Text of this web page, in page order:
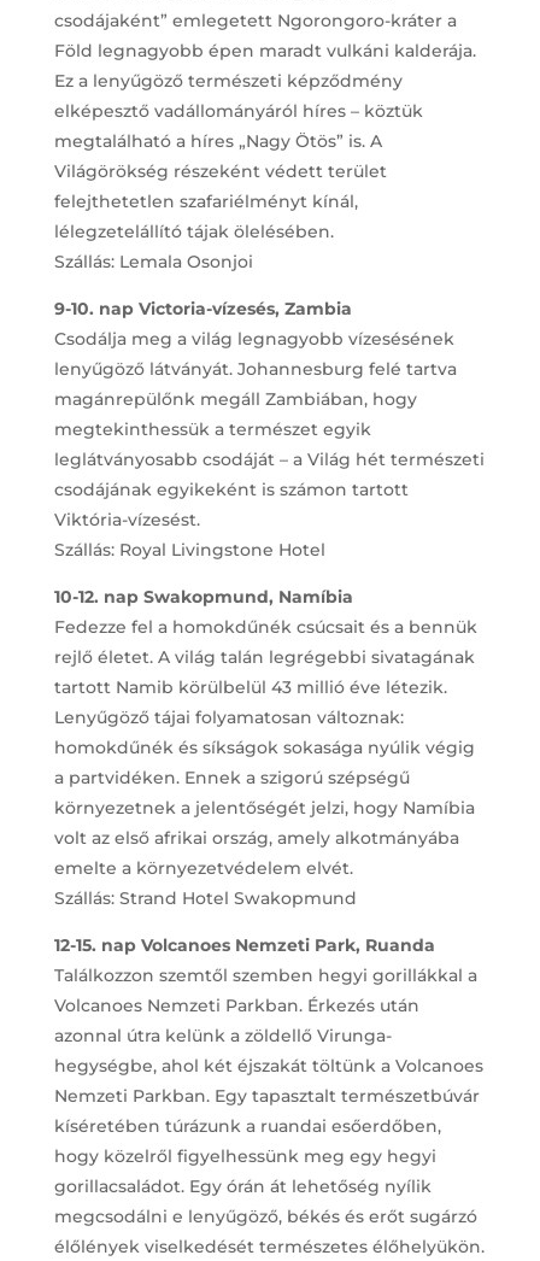
csodájaként” emlegetett Ngorongoro-kráter a
Föld legnagyobb épen maradt vulkáni kalderája.
Ez a lenyűgöző természeti képződmény
elképesztő vadállományáról híres – köztük
megtalálható a híres „Nagy Ötös” is. A
Világörökség részeként védett terület
felejthetetlen szafariélményt kínál,
lélegzetelállító tájak ölelésében.
Szállás: Lemala Osonjoi
9-10. nap Victoria-vízesés, Zambia
Csodálja meg a világ legnagyobb vízesésének
lenyűgöző látványát. Johannesburg felé tartva
magánrepülőnk megáll Zambiában, hogy
megtekinthessük a természet egyik
leglátványosabb csodáját – a Világ hét természeti
csodájának egyikeként is számon tartott
Viktória-vízesést.
Szállás: Royal Livingstone Hotel
10-12. nap Swakopmund, Namíbia
Fedezze fel a homokdűnék csúcsait és a bennük
rejlő életet. A világ talán legrégebbi sivatagának
tartott Namib körülbelül 43 millió éve létezik.
Lenyűgöző tájai folyamatosan változnak:
homokdűnék és síkságok sokasága nyúlik végig
a partvidéken. Ennek a szigorú szépségű
környezetnek a jelentőségét jelzi, hogy Namíbia
volt az első afrikai ország, amely alkotmányába
emelte a környezetvédelem elvét.
Szállás: Strand Hotel Swakopmund
12-15. nap Volcanoes Nemzeti Park, Ruanda
Találkozzon szemtől szemben hegyi gorillákkal a
Volcanoes Nemzeti Parkban. Érkezés után
azonnal útra kelünk a zöldellő Virunga-
hegységbe, ahol két éjszakát töltünk a Volcanoes
Nemzeti Parkban. Egy tapasztalt természetbúvár
kíséretében túrázunk a ruandai esőerdőben,
hogy közelről figyelhessünk meg egy hegyi
gorillacsaládot. Egy órán át lehetőség nyílik
megcsodálni e lenyűgöző, békés és erőt sugárzó
élőlények viselkedését természetes élőhelyükön.